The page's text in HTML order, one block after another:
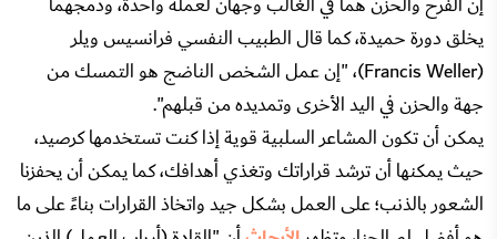
يخلق دورة حميدة، كما قال الطبيب النفسي فرانسيس ويلر
(Francis Weller)، "إن عمل الشخص الناضج هو التمسك من
جهة والحزن في اليد الأخرى وتمديده من قبلهم".
يمكن أن تكون المشاعر السلبية قوية إذا كنت تستخدمها كرصيد،
حيث يمكنها أن ترشد قراراتك وتغذي أهدافك، كما يمكن أن يحفزنا
الشعور بالذنب؛ على العمل بشكل جيد واتخاذ القرارات بناءً على ما